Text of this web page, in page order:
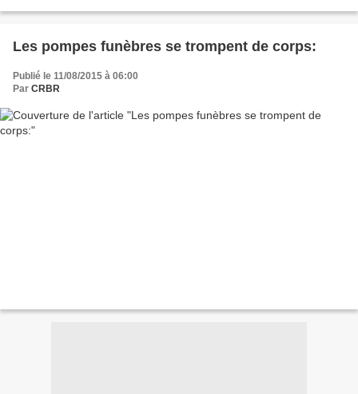
Les pompes funèbres se trompent de corps:
Publié le 11/08/2015 à 06:00
Par CRBR